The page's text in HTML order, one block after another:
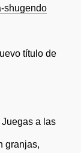
shugendo
título de
a las
granjas,